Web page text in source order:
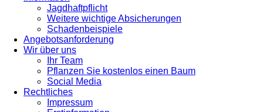
Jagdhaftpflicht
Weitere wichtige Absicherungen
Schadenbeispiele
Angebotsanforderung
Wir über uns
Ihr Team
Pflanzen Sie kostenlos einen Baum
Social Media
Rechtliches
Impressum